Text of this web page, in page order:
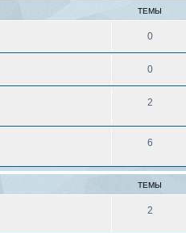
ТЕМЫ
0
0
2
6
ТЕМЫ
2